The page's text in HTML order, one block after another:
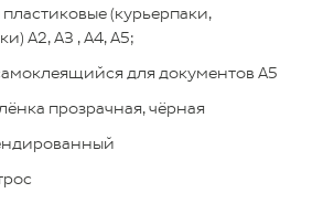
(курьерпаки,
А2, А3 , А4, А5;
для документов А5
прозрачная, чёрная